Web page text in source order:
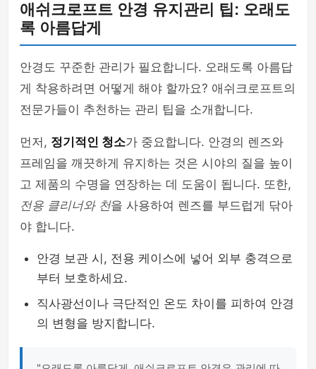
애쉬크로프트 안경 유지관리 팁: 오래도
록 아름답게
안경도 꾸준한 관리가 필요합니다. 오래도록 아름답
게 착용하려면 어떻게 해야 할까요? 애쉬크로프트의
전문가들이 추천하는 관리 팁을 소개합니다.
먼저, 정기적인 청소가 중요합니다. 안경의 렌즈와
프레임을 깨끗하게 유지하는 것은 시야의 질을 높이
고 제품의 수명을 연장하는 데 도움이 됩니다. 또한,
전용 클리너와 천을 사용하여 렌즈를 부드럽게 닦아
야 합니다.
안경 보관 시, 전용 케이스에 넣어 외부 충격으로
부터 보호하세요.
직사광선이나 극단적인 온도 차이를 피하여 안경
의 변형을 방지합니다.